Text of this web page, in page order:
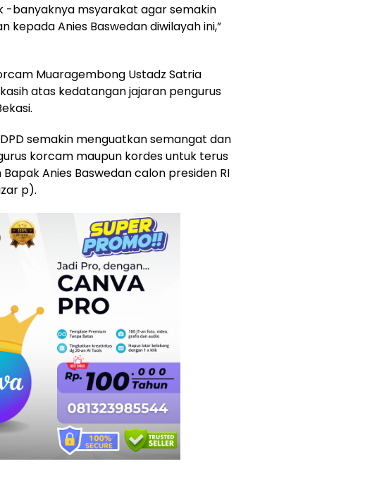
-banyaknya msyarakat agar semakin
kepada Anies Baswedan diwilayah ini,”
Muaragembong Ustadz Satria
atas kedatangan jajaran pengurus
semakin menguatkan semangat dan
korcam maupun kordes untuk terus
Anies Baswedan calon presiden RI
p).